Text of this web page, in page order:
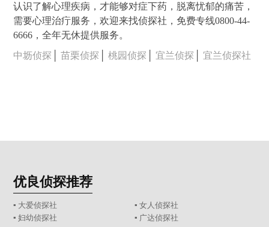
认识了解心理疾病，才能够对症下药，脱离忧郁的痛苦，
需要心理治疔服务，欢迎来找侦探社，免费专线0800-44-
6666，全年无休提供服务。
中坜侦探 │苗栗侦探 │桃园侦探 宜兰侦探 宜兰侦探社
优良侦探推荐
▪ 大爱侦探社
▪ 女人侦探社
▪ 妇幼侦探社
▪ 广达侦探社